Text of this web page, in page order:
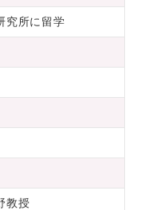
究所に留学
教授